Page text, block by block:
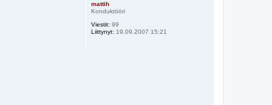
mattih
Konduktööri
Viestit: 99
Liittynyt: 19.09.2007 15:21